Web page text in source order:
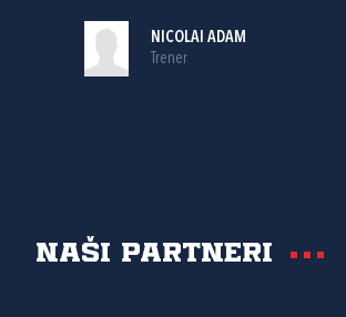
NICOLAI ADAM
Trener
Naši partneri